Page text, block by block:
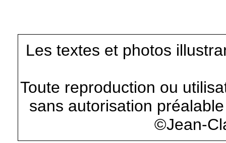
Les textes et photos
Toute reproduction ou
sans autorisation
©Jean-